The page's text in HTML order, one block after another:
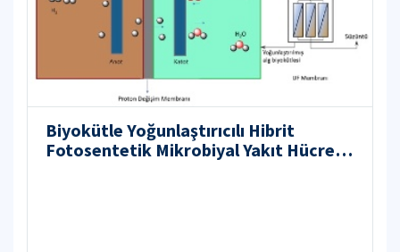
Biyokütle Yoğunlaştırıcılı Hibrit
Fotosentetik Mikrobiyal Yakıt Hücresi